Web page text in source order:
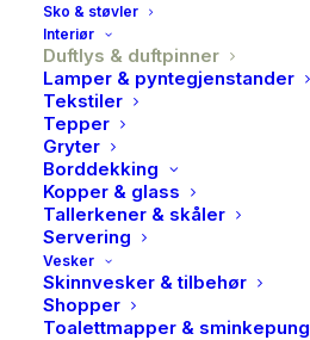
Sko & støvler
Interiør
Duftlys & duftpinner
Lamper & pyntegjenstander
Tekstiler
Tepper
Gryter
Borddekking
Kopper & glass
Tallerkener & skåler
Servering
Vesker
Skinnvesker & tilbehør
Shopper
Toalettmapper & sminkepung